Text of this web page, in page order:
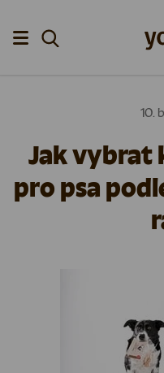
Přeskočit na obsah
10.
Jak vybrat
pro psa